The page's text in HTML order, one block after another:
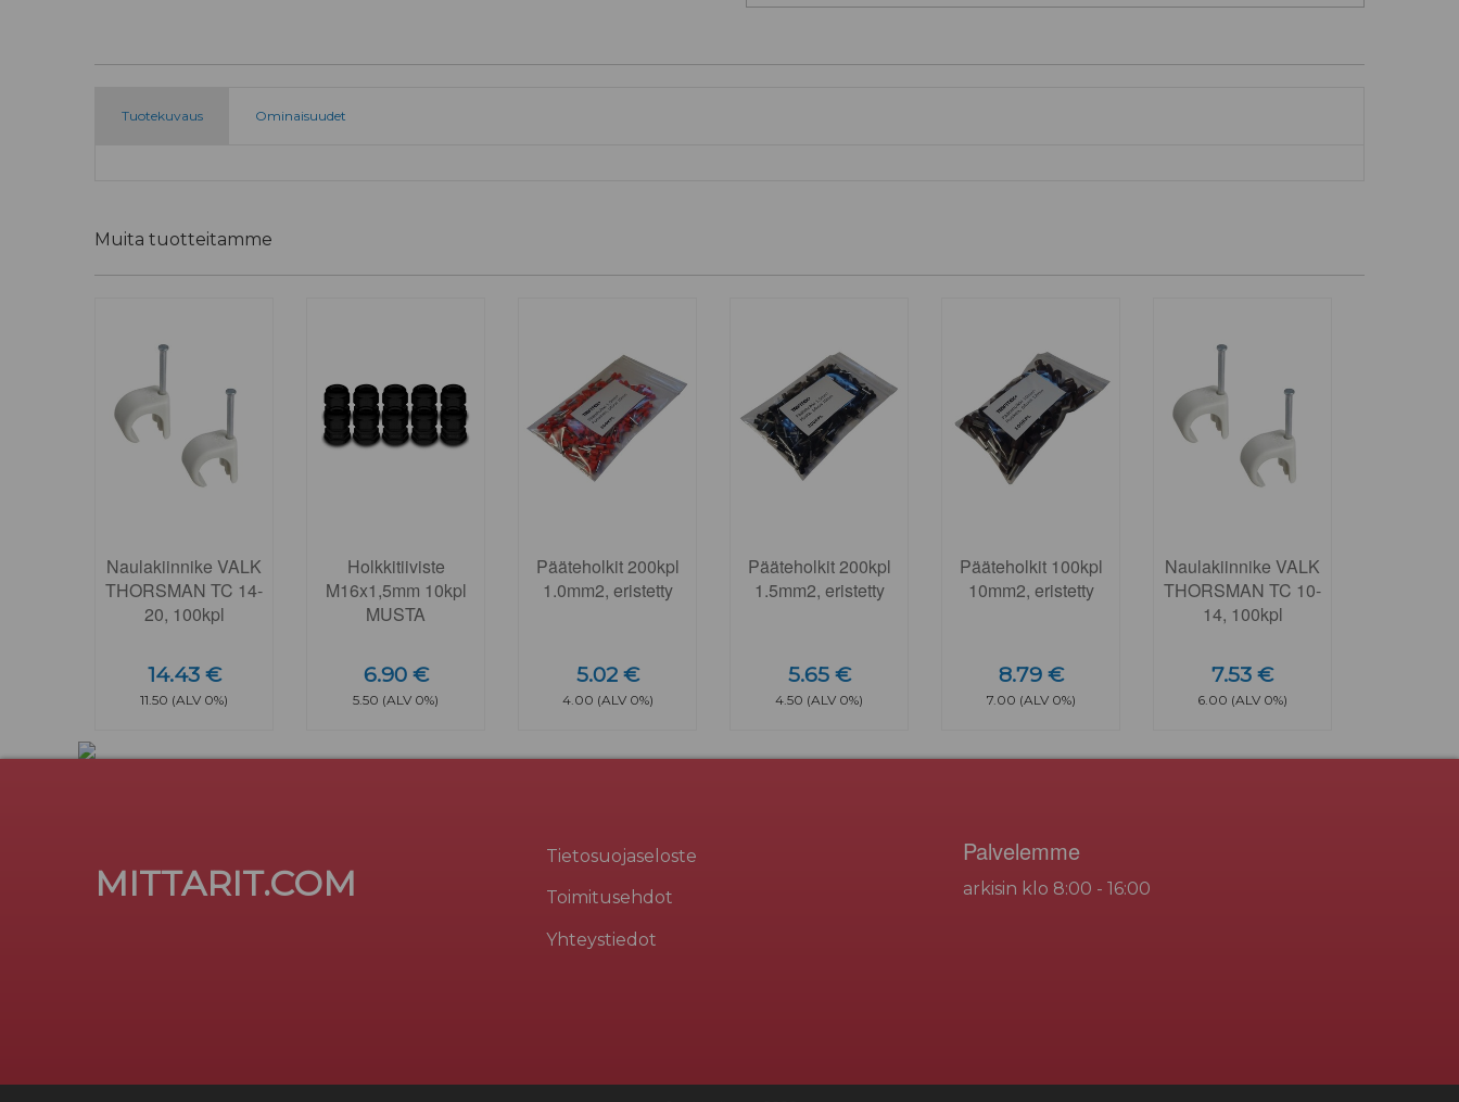
Tuotekuvaus Ominaisuudet
Muita tuotteitamme
Naulakiinnike VALK
THORSMAN TC 14-
20, 100kpl
14.43 €
11.50 (ALV 0%)
Holkkitiiviste
M16x1,5mm 10kpl
MUSTA
6.90 €
5.50 (ALV 0%)
Pääteholkit 200kpl
1.0mm2, eristetty
5.02 €
4.00 (ALV 0%)
Pääteholkit 200kpl
1.5mm2, eristetty
5.65 €
4.50 (ALV 0%)
Pääteholkit 100kpl
10mm2, eristetty
8.79 €
7.00 (ALV 0%)
Naulakiinnike VALK
THORSMAN TC 10-
14, 100kpl
7.53 €
6.00 (ALV 0%)
MITTARIT.COM
Tietosuojaseloste
Toimitusehdot
Yhteystiedot
Palvelemme
arkisin klo 8:00 - 16:00